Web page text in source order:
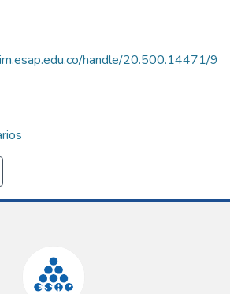
handle/20.500.14471/9